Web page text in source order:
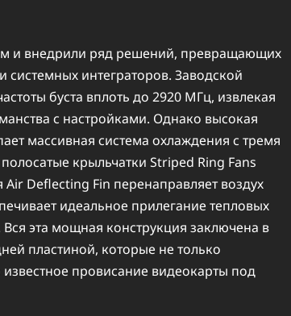
и внедрили ряд решений, превращающих
интеграторов. Заводской
буста вплоть до 2920 МГц, извлекая
с настройками. Однако высокая
массивная система охлаждения с тремя
крыльчатки Striped Ring Fans
Deflecting Fin перенаправляет воздух
идеальное прилегание тепловых
эта мощная конструкция заключена в
пластиной, которые не только
провисание видеокарты под